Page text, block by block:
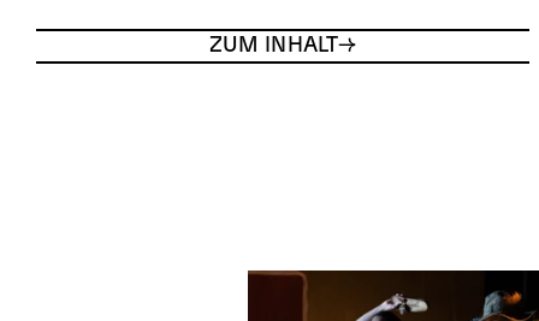
ZUM INHALT